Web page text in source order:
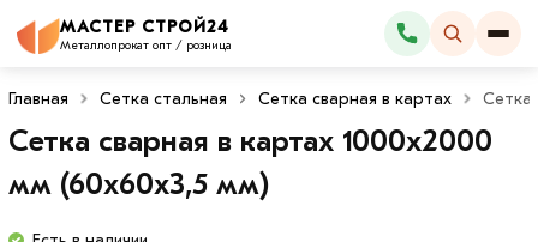
МАСТЕР СТРОЙ24
Металлопрокат опт / розница
Каталог
Главная Сетка стальная Сетка сварная в картах Сетка
Сетка сварная в картах 1000х2000
мм (60х60х3,5 мм)